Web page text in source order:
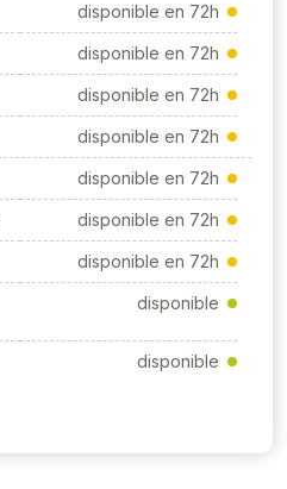
disponible en 72h
disponible en 72h
disponible en 72h
disponible en 72h
disponible en 72h
disponible en 72h
disponible en 72h
disponible
disponible